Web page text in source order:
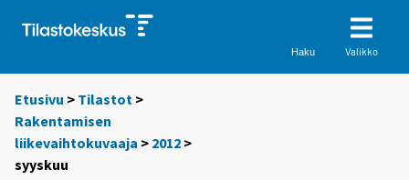
Haku Valikko
Etusivu > Tilastot >
Rakentamisen
liikevaihtokuvaaja > 2012 >
syyskuu